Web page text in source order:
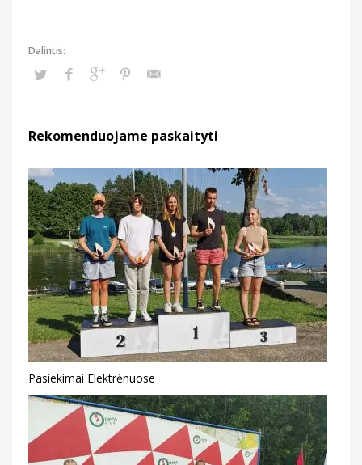
Rekomenduojame paskaityti
Pasiekimai Elektrėnuose